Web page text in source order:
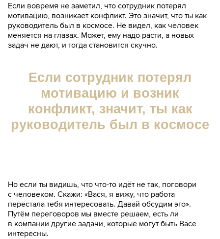
Если вовремя не заметил, что сотрудник потерял
мотивацию, возникает конфликт. Это значит, что ты как
руководитель был в космосе. Не видел, как человек
меняется на глазах. Может, ему надо расти, а новых
задач не дают, и тогда становится скучно.
Если сотрудник потерял
мотивацию и возник
конфликт, значит, ты как
руководитель был в космосе
Но если ты видишь, что что-то идёт не так, поговори
с человеком. Скажи: «Вася, я вижу, что работа
перестала тебя интересовать. Давай обсудим это».
Путём переговоров мы вместе решаем, есть ли
в компании другие задачи, которые могут быть Васе
интересны.